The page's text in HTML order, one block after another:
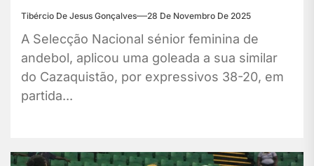
Tibércio De Jesus Gonçalves 28 De Novembro De 2025
A Selecção Nacional sénior feminina de
andebol, aplicou uma goleada a sua similar
do Cazaquistão, por expressivos 38-20, em
partida...